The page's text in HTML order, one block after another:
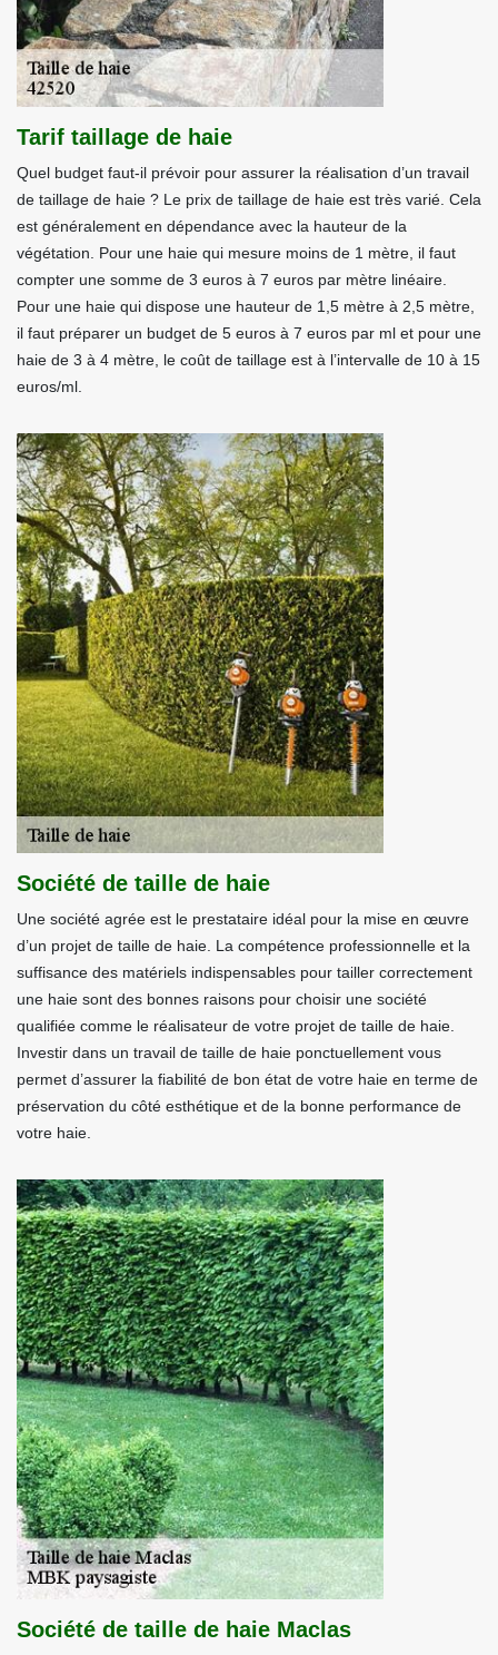
Tarif taillage de haie
Quel budget faut-il prévoir pour assurer la réalisation d’un travail
de taillage de haie ? Le prix de taillage de haie est très varié. Cela
est généralement en dépendance avec la hauteur de la
végétation. Pour une haie qui mesure moins de 1 mètre, il faut
compter une somme de 3 euros à 7 euros par mètre linéaire.
Pour une haie qui dispose une hauteur de 1,5 mètre à 2,5 mètre,
il faut préparer un budget de 5 euros à 7 euros par ml et pour une
haie de 3 à 4 mètre, le coût de taillage est à l’intervalle de 10 à 15
euros/ml.
Société de taille de haie
Une société agrée est le prestataire idéal pour la mise en œuvre
d’un projet de taille de haie. La compétence professionnelle et la
suffisance des matériels indispensables pour tailler correctement
une haie sont des bonnes raisons pour choisir une société
qualifiée comme le réalisateur de votre projet de taille de haie.
Investir dans un travail de taille de haie ponctuellement vous
permet d’assurer la fiabilité de bon état de votre haie en terme de
préservation du côté esthétique et de la bonne performance de
votre haie.
Société de taille de haie Maclas